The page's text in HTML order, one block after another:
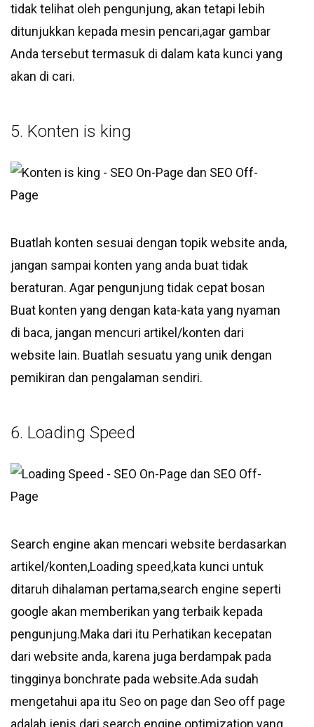
tidak telihat oleh pengunjung, akan tetapi lebih
ditunjukkan kepada mesin pencari,agar gambar
Anda tersebut termasuk di dalam kata kunci yang
akan di cari.
5. Konten is king
Buatlah konten sesuai dengan topik website anda,
jangan sampai konten yang anda buat tidak
beraturan. Agar pengunjung tidak cepat bosan
Buat konten yang dengan kata-kata yang nyaman
di baca, jangan mencuri artikel/konten dari
website lain. Buatlah sesuatu yang unik dengan
pemikiran dan pengalaman sendiri.
6. Loading Speed
Search engine akan mencari website berdasarkan
artikel/konten,Loading speed,kata kunci untuk
ditaruh dihalaman pertama,search engine seperti
google akan memberikan yang terbaik kepada
pengunjung.Maka dari itu Perhatikan kecepatan
dari website anda, karena juga berdampak pada
tingginya bonchrate pada website.Ada sudah
mengetahui apa itu Seo on page dan Seo off page
adalah jenis dari search engine optimization yang